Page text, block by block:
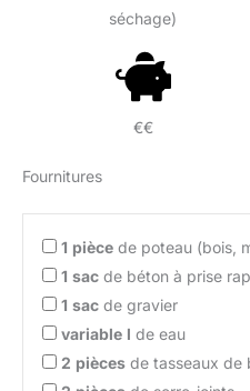
séchage)
€€
Fournitures
1 pièce de poteau (bois,
1 sac de béton à prise
1 sac de gravier
variable l de eau
2 pièces de tasseaux de